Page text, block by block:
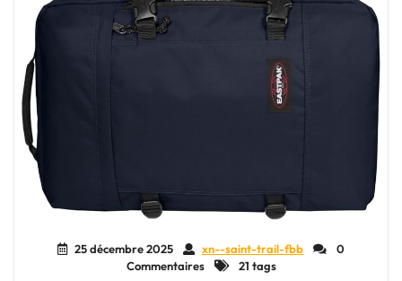
25 décembre 2025 xn--saint-trail-fbb
0
Commentaires
21 tags